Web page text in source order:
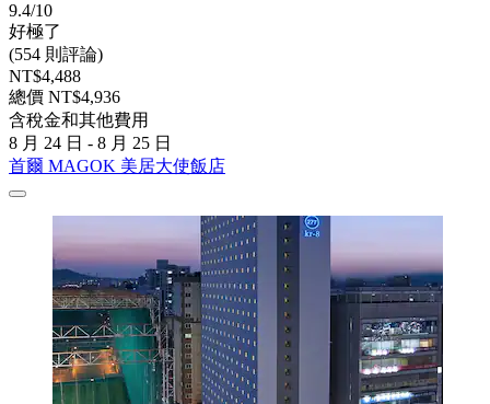
9.4/10
好極了
(554 則評論)
NT$4,488
總價 NT$4,936
含稅金和其他費用
8 月 24 日 - 8 月 25 日
首爾 MAGOK 美居大使飯店